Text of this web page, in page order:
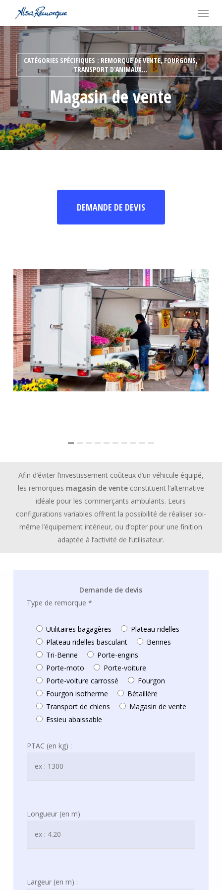
main
content
Menu
CATÉGORIES SPÉCIFIQUES : REMORQUE DE VENTE, FOURGONS,
TRANSPORT D'ANIMAUX…
Magasin de vente
DEMANDE DE DEVIS
Afin d’éviter l’investissement coûteux d’un véhicule équipé,
les remorques magasin de venteconstituent l’alternative
idéale pour les commerçants ambulants. Leurs
configurations variables offrent la possibilité de réaliser soi-
même l’équipement intérieur, ou d’opter pour une finition
adaptée à l’activité de l’utilisateur.
Demande de devis
Type de remorque *
Utilitaires bagagères
Plateau ridelles
Plateau ridelles basculant
Bennes
Tri-Benne
Porte-engins
Porte-moto
Porte-voiture
Porte-voiture carrossé
Fourgon
Fourgon isotherme
Bétaillère
Transport de chiens
Magasin de vente
Essieu abaissable
PTAC (en kg) :
Longueur (en m) :
Largeur (en m) :